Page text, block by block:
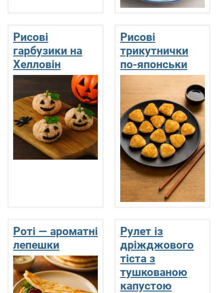
Рисові
гарбузики на
Хелловін
Рисові
трикутнички
по-японськи
Роті — ароматні
лепешки
Рулет із
дріжджового
тіста з
тушкованою
капустою